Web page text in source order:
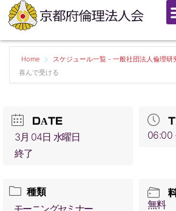
Home
スケジュール一覧 - 一般社団法人倫理研
喜んで受ける
DATE
3月 04日 水曜日
終了
06:00
種類
無料